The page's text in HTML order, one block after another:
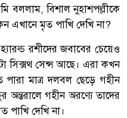
বললাম, বিশাল নুহাশপল্লীকে
এখানে মৃত পাখি দেখি না?
রশীদের জবাবের চেয়েও
সিক্সথ সেন্স আছে। এরা কখন
মাত্র দলবল ছেড়ে গহীন
অন্তরালে গহীন অরণ্যে তাদের
দেখি না।